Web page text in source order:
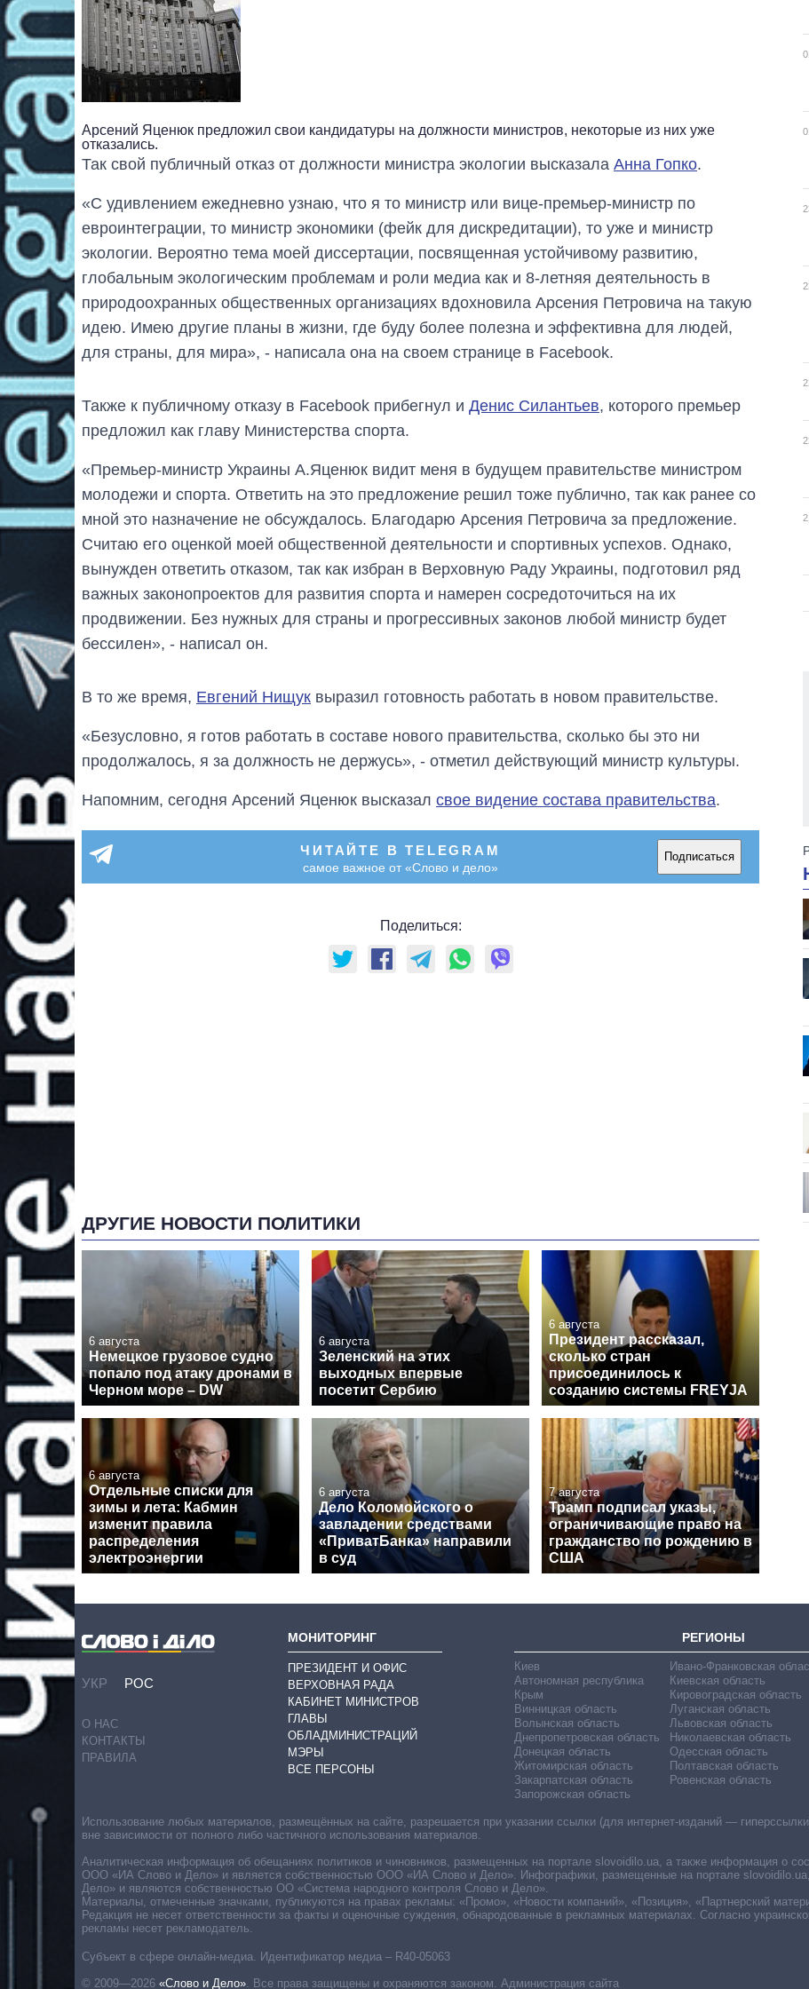
Арсений Яценюк предложил свои кандидатуры на должности министров, некоторые из них уже
отказались.
Так свой публичный отказ от должности министра экологии высказала Анна Гопко.
«С удивлением ежедневно узнаю, что я то министр или вице-премьер-министр по
евроинтеграции, то министр экономики (фейк для дискредитации), то уже и министр
экологии. Вероятно тема моей диссертации, посвященная устойчивому развитию,
глобальным экологическим проблемам и роли медиа как и 8-летняя деятельность в
природоохранных общественных организациях вдохновила Арсения Петровича на такую
идею. Имею другие планы в жизни, где буду более полезна и эффективна для людей,
для страны, для мира», - написала она на своем странице в Facebook.
Также к публичному отказу в Facebook прибегнул и Денис Силантьев, которого премьер
предложил как главу Министерства спорта.
«Премьер-министр Украины А.Яценюк видит меня в будущем правительстве министром
молодежи и спорта. Ответить на это предложение решил тоже публично, так как ранее со
мной это назначение не обсуждалось. Благодарю Арсения Петровича за предложение.
Считаю его оценкой моей общественной деятельности и спортивных успехов. Однако,
вынужден ответить отказом, так как избран в Верховную Раду Украины, подготовил ряд
важных законопроектов для развития спорта и намерен сосредоточиться на их
продвижении. Без нужных для страны и прогрессивных законов любой министр будет
бессилен», - написал он.
В то же время, Евгений Нищук выразил готовность работать в новом правительстве.
«Безусловно, я готов работать в составе нового правительства, сколько бы это ни
продолжалось, я за должность не держусь», - отметил действующий министр культуры.
Напомним, сегодня Арсений Яценюк высказал свое видение состава правительства.
ЧИТАЙТЕ В TELEGRAM
самое важное от «Слово и дело»
Подписаться
Поделиться:
ДРУГИЕ НОВОСТИ ПОЛИТИКИ
6 августа
Немецкое грузовое судно
попало под атаку дронами в
Черном море – DW
6 августа
Зеленский на этих
выходных впервые
посетит Сербию
6 августа
Президент рассказал,
сколько стран
присоединилось к
созданию системы FREYJA
6 августа
Отдельные списки для
зимы и лета: Кабмин
изменит правила
распределения
электроэнергии
6 августа
Дело Коломойского о
завладении средствами
«ПриватБанка» направили
в суд
7 августа
Трамп подписал указы,
ограничивающие право на
гражданство по рождению в
США
массированных
за лето: Киев и
главной целью рф
УКР РОС
О НАС
КОНТАКТЫ
ПРАВИЛА
МОНИТОРИНГ
ПРЕЗИДЕНТ И ОФИС
ВЕРХОВНАЯ РАДА
КАБИНЕТ МИНИСТРОВ
ГЛАВЫ
ОБЛАДМИНИСТРАЦИЙ
МЭРЫ
ВСЕ ПЕРСОНЫ
РЕГИОНЫ
Киев
Автономная республика
Крым
Винницкая область
Волынская область
Днепропетровская область
Донецкая область
Житомирская область
Закарпатская область
Запорожская область
Ивано-Франковская
Киевская область
Кировоградская область
Луганская область
Львовская область
Николаевская область
Одесская область
Полтавская область
Ровенская область
Субъект в сфере онлайн-медиа. Идентификатор медиа – R40-05063
© 2009—2026 «Слово и Дело» Все права защищены и охраняются законом. Администрация сайта
Использование любых материалов, размещённых на сайте, разрешается при указании ссылки (для интернет-изданий —
вне зависимости от полного либо частичного использования материалов.
Аналитическая информация об обещаниях политиков и чиновников, размещенных на портале slovoidilo.ua, а также информация о
ООО «ИА Слово и Дело» и является собственностью ООО «ИА Слово и Дело». Инфографики, размещенные на портале
Дело» и являются собственностью ОО «Система народного контроля Слово и Дело».
Материалы, отмеченные значками, публикуются на правах рекламы: «Промо», «Новости компаний», «Позиция», «Партнерский
Редакция не несет ответственности за факты и оценочные суждения, обнародованные в рекламных материалах. Согласно
рекламы несет рекламодатель.